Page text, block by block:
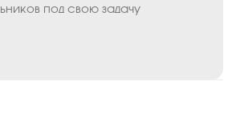
под свою задачу